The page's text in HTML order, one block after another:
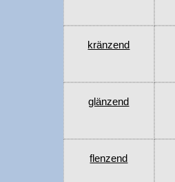
kränzend
glänzend
flenzend